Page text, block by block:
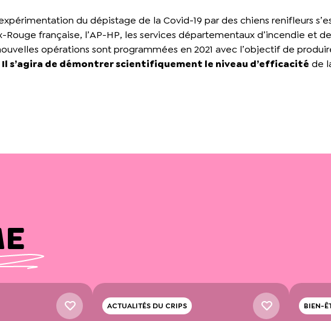
du dépistage de la Covid-19 par des chiens renifleurs
française, l’AP-HP, les services départementaux d’incendie et
opérations sont programmées en 2021 avec l’objectif de
Il s’agira de démontrer scientifiquement le niveau d’efficacité de
ACTUALITÉS DU CRIPS BIEN-